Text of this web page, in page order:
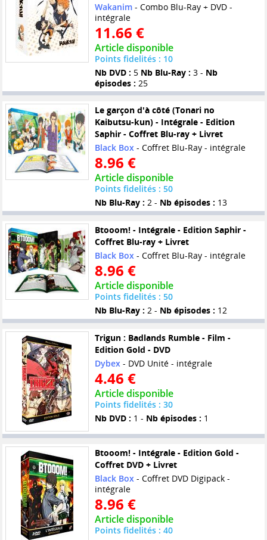
Wakanim- Combo Blu-Ray + DVD -
intégrale
11.66 €
Article disponible
Points fidelités : 10
Nb DVD : 5 Nb Blu-Ray : 3 - Nb
épisodes : 25
Le garçon d'à côté (Tonari no
Kaibutsu-kun) - Intégrale - Edition
Saphir - Coffret Blu-ray + Livret
Black Box- Coffret Blu-Ray - intégrale
8.96 €
Article disponible
Points fidelités : 50
Nb Blu-Ray : 2 - Nb épisodes : 13
Btooom! - Intégrale - Edition Saphir -
Coffret Blu-ray + Livret
Black Box- Coffret Blu-Ray - intégrale
8.96 €
Article disponible
Points fidelités : 50
Nb Blu-Ray : 2 - Nb épisodes : 12
Trigun : Badlands Rumble - Film -
Edition Gold - DVD
Dybex- DVD Unité - intégrale
4.46 €
Article disponible
Points fidelités : 30
Nb DVD : 1 - Nb épisodes : 1
Btooom! - Intégrale - Edition Gold -
Coffret DVD + Livret
Black Box- Coffret DVD Digipack -
intégrale
8.96 €
Article disponible
Points fidelités : 40